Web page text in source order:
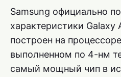
Samsung официально
характеристики Galaxy
построен на
выполненном по 4-нм
самый мощный чип в